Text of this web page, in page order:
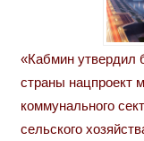
«Кабмин утвердил
страны нацпроект
коммунального
сельского